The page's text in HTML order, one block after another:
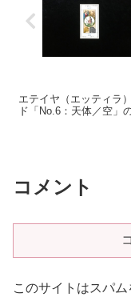
エテイヤ（エッティラ
ド「No.6：天体／空」
コメント
このサイトはスパ